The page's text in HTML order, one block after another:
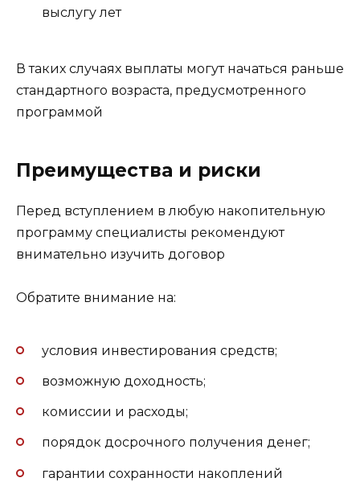
выслугу лет
В таких случаях выплаты могут начаться раньше
стандартного возраста, предусмотренного
программой
Преимущества и риски
Перед вступлением в любую накопительную
программу специалисты рекомендуют
внимательно изучить договор
Обратите внимание на:
условия инвестирования средств;
возможную доходность;
комиссии и расходы;
порядок досрочного получения денег;
гарантии сохранности накоплений